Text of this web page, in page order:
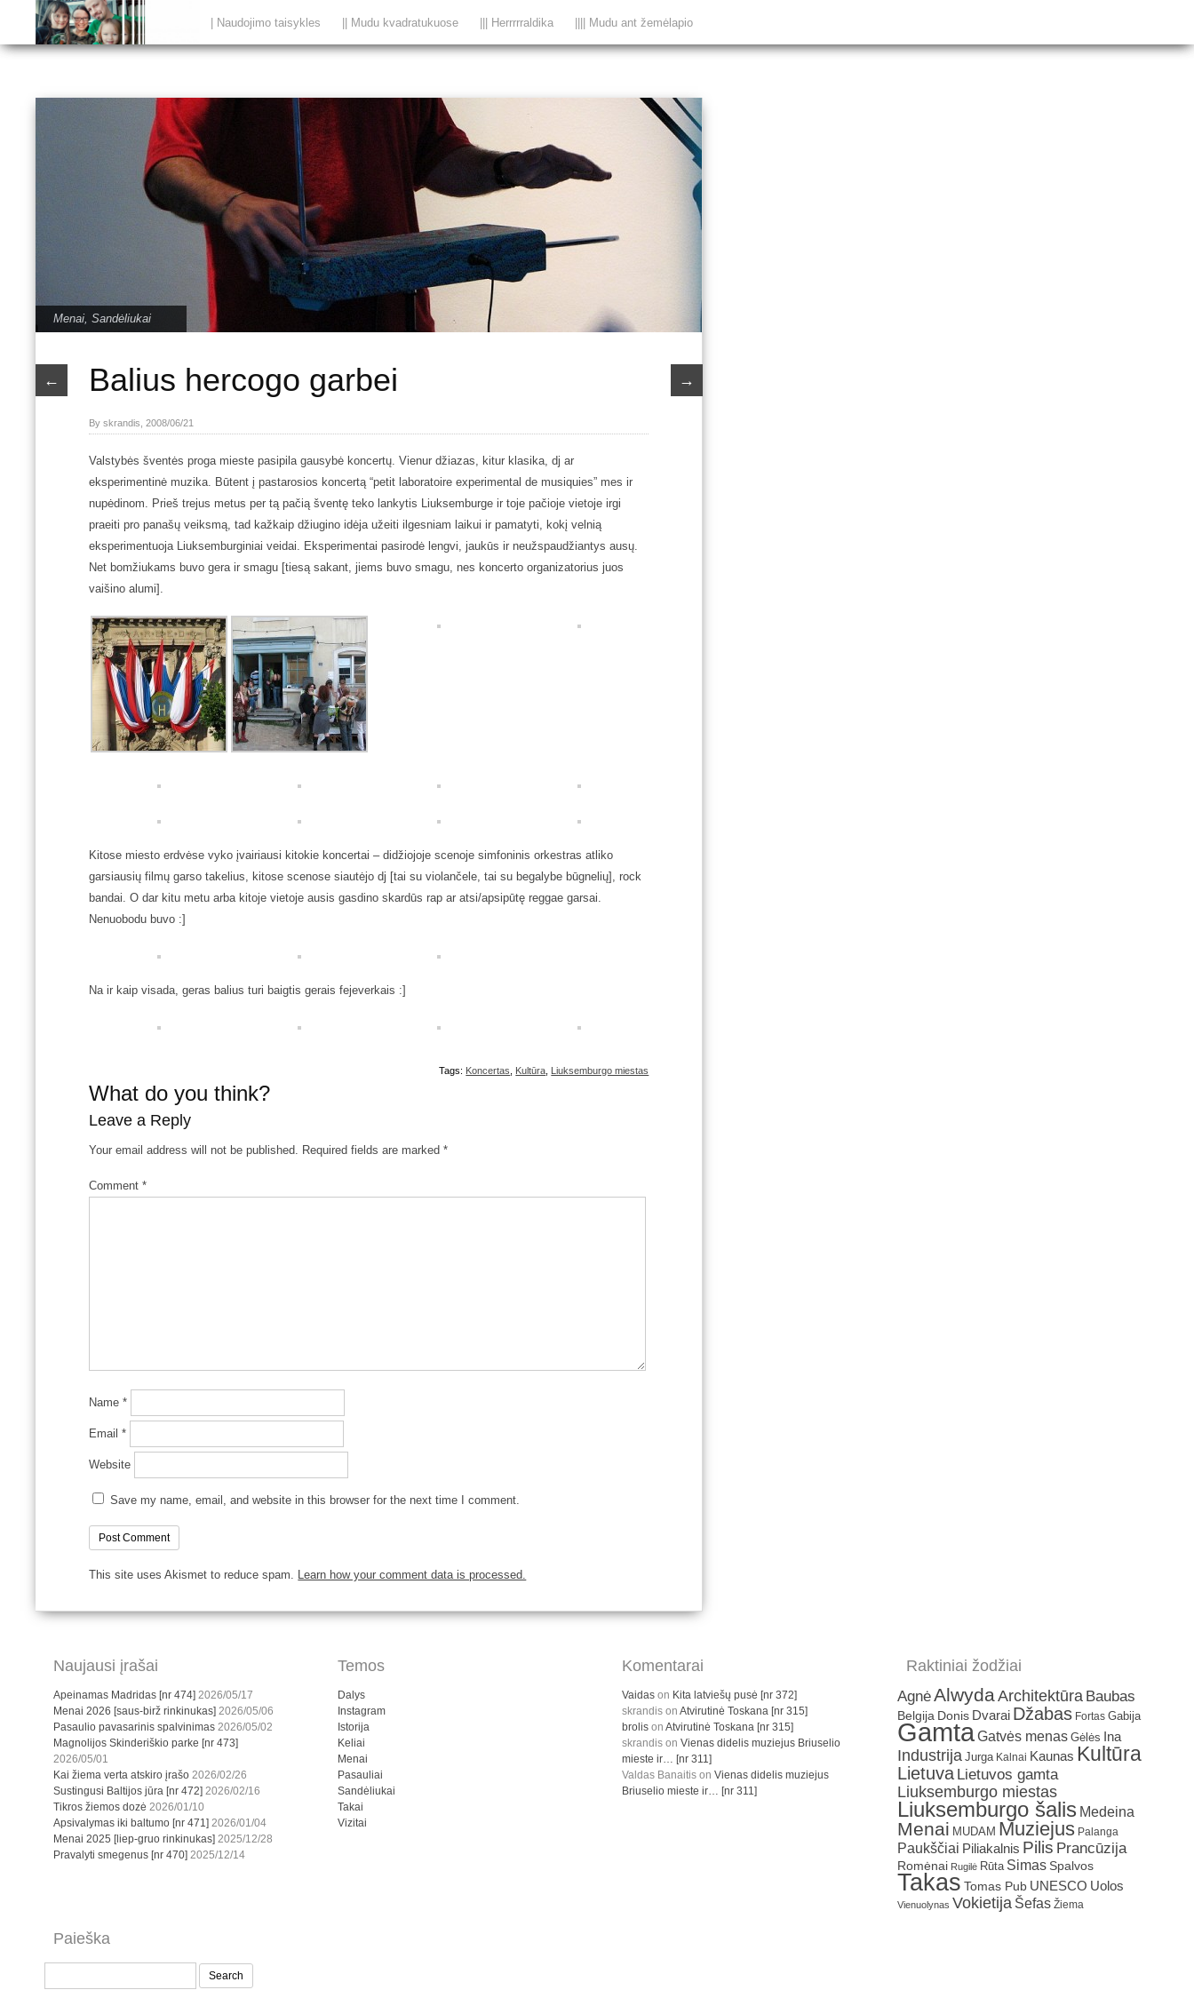
| Naudojimo taisykles || Mudu kvadratukuose ||| Herrrrraldika |||| Mudu ant žemėlapio
Menai,Sandėliukai
← →
Balius hercogo garbei
By skrandis, 2008/06/21
Valstybės šventės proga mieste pasipila gausybė koncertų. Vienur džiazas, kitur klasika, dj ar
eksperimentinė muzika. Būtent į pastarosios koncertą “petit laboratoire experimental de musiquies” mes ir
nupėdinom. Prieš trejus metus per tą pačią šventę teko lankytis Liuksemburge ir toje pačioje vietoje irgi
praeiti pro panašų veiksmą, tad kažkaip džiugino idėja užeiti ilgesniam laikui ir pamatyti, kokį velnią
eksperimentuoja Liuksemburginiai veidai. Eksperimentai pasirodė lengvi, jaukūs ir neužspaudžiantys ausų.
Net bomžiukams buvo gera ir smagu [tiesą sakant, jiems buvo smagu, nes koncerto organizatorius juos
vaišino alumi].
Kitose miesto erdvėse vyko įvairiausi kitokie koncertai – didžiojoje scenoje simfoninis orkestras atliko
garsiausių filmų garso takelius, kitose scenose siautėjo dj [tai su violančele, tai su begalybe būgnelių], rock
bandai. O dar kitu metu arba kitoje vietoje ausis gasdino skardūs rap ar atsi/apsipūtę reggae garsai.
Nenuobodu buvo :]
Na ir kaip visada, geras balius turi baigtis gerais fejeverkais :]
Tags: Koncertas Kultūra Liuksemburgo miestas
What do you think?
Leave a Reply
Your email address will not be published. Required fields are marked*
Comment*
Name*
Email*
Website
Save my name, email, and website in this browser for the next time I comment.
This site uses Akismet to reduce spam. Learn how your comment data is processed.
Naujausi įrašai
Apeinamas Madridas [nr 474] 2026/05/17
Menai 2026 [saus-birž rinkinukas] 2026/05/06
Pasaulio pavasarinis spalvinimas 2026/05/02
Magnolijos Skinderiškio parke [nr 473]
2026/05/01
Kai žiema verta atskiro įrašo 2026/02/26
Sustingusi Baltijos jūra [nr 472] 2026/02/16
Tikros žiemos dozė 2026/01/10
Apsivalymas iki baltumo [nr 471] 2026/01/04
Menai 2025 [liep-gruo rinkinukas] 2025/12/28
Pravalyti smegenus [nr 470] 2025/12/14
Temos
Dalys
Instagram
Istorija
Keliai
Menai
Pasauliai
Sandėliukai
Takai
Vizitai
Komentarai
Vaidas on Kita latviešų pusė [nr 372]
skrandis onAtvirutinė Toskana [nr 315]
brolis onAtvirutinė Toskana [nr 315]
skrandis onVienas didelis muziejus Briuselio
mieste ir… [nr 311]
Valdas Banaitis onVienas didelis muziejus
Briuselio mieste ir… [nr 311]
Raktiniai žodžiai
AgnėAlwydaArchitektūra Baubas
Belgija Donis Dvarai Džabas Fortas Gabija
GamtaGatvės menas Gėlės Ina
Industrija Jurga Kalnai Kaunas Kultūra
Lietuva Lietuvos gamta
Liuksemburgo miestas
Liuksemburgo šalis Medeina
Menai MUDAM Muziejus Palanga
Paukščiai Piliakalnis Pilis Prancūzija
Romėnai Rugilė Rūta Simas Spalvos
Takas Tomas Pub UNESCO Uolos
Vienuolynas Vokietija Šefas Žiema
Paieška
Search